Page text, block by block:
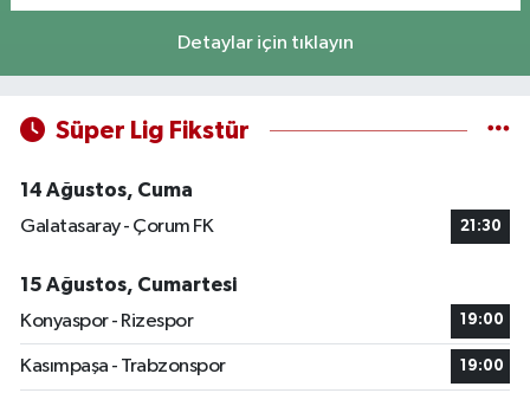
Detaylar için tıklayın
Süper Lig Fikstür
14 Ağustos, Cuma
Galatasaray - Çorum FK
21:30
15 Ağustos, Cumartesi
Konyaspor - Rizespor
19:00
Kasımpaşa - Trabzonspor 19:00